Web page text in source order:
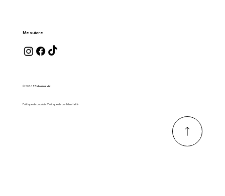
Me suivre
© 2026 23 kilos ma vie !
Politique de coookie /Politique de confidentialité